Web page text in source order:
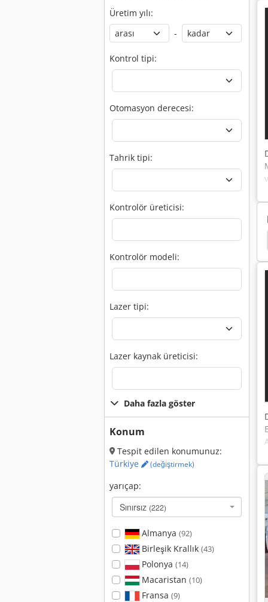
Üretim yılı:
-
Kontrol tipi:
Otomasyon derecesi:
Tahrik tipi:
Kontrolör üreticisi:
Kontrolör modeli:
Lazer tipi:
Lazer kaynak üreticisi:
Daha fazla göster
Konum
Tespit edilen konumunuz:
Türkiye
(değiştirmek)
yarıçap:
Sınırsız (222)
Almanya (92)
Birleşik Krallık (43)
Polonya (14)
Macaristan (10)
Fransa (9)
Kesim Makinesi Kesse